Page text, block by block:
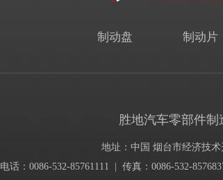
制动盘 制动片
胜地汽车零部件制
地址：中国 烟台市经济技
电话：0086-532-85761111 | 传真：0086-532-